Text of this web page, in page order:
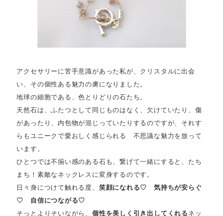
アクセサリーに苦手意識があった私が、クリスタルに出会
い、その個性ある魅力の虜になりました。
地球の細胞である、色とりどりの石たち。
天然石は、ふたつとして同じものはなく、欠けていたり、傷
があったり、内包物が混じっていたりするのですが、それす
らもユニークで愛おしく感じられる 不思議な魅力を放って
います。
ひとつでは不揃い感のある石も、繋げて一緒にすると、たち
まち！素敵なネックレスに変身するのです。
日々身につけて触れる度、 笑顔になれる♡ 気持ちが安らぐ
♡ 自信につながる♡
そっとよりそいながら、個性を美しく引き出してくれる ネッ